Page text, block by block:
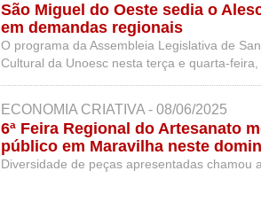
São Miguel do Oeste sedia o
em demandas regionais
O programa da Assembleia Legislativa de
Cultural da Unoesc nesta terça e quarta-
ECONOMIA CRIATIVA - 08/06/2025
6ª Feira Regional do Artesanato
público em Maravilha neste
Diversidade de peças apresentadas chamou